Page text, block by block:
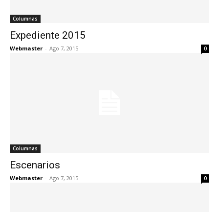
Columnas
Expediente 2015
Webmaster - Ago 7, 2015 0
Columnas
Escenarios
Webmaster - Ago 7, 2015 0